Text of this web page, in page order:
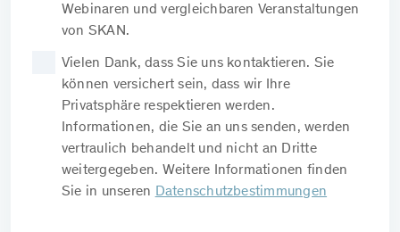
Webinaren und vergleichbaren Veranstaltungen
von SKAN.
Vielen Dank, dass Sie uns kontaktieren. Sie
können versichert sein, dass wir Ihre
Privatsphäre respektieren werden.
Informationen, die Sie an uns senden, werden
vertraulich behandelt und nicht an Dritte
weitergegeben. Weitere Informationen finden
Sie in unseren Datenschutzbestimmungen